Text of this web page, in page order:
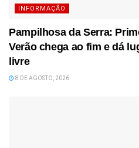
INFORMAÇÃO
Pampilhosa da Serra:
Verão chega ao fim e dá
livre
8 DE AGOSTO, 2026